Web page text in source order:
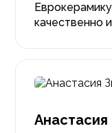
качественно
Анастасия